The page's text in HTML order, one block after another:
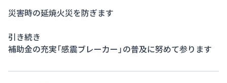
災害時の延焼火災を防ぎます
引き続き
補助金の充実「感震ブレーカー」の普及に努めて参ります